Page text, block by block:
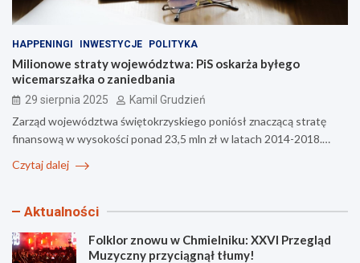
HAPPENINGI INWESTYCJE POLITYKA
Milionowe straty województwa: PiS oskarża byłego
wicemarszałka o zaniedbania
29 sierpnia 2025 Kamil Grudzień
Zarząd województwa świętokrzyskiego poniósł znaczącą stratę
finansową w wysokości ponad 23,5 mln zł w latach 2014-2018.…
Czytaj dalej
Aktualności
Folklor znowu w Chmielniku: XXVI Przegląd
Muzyczny przyciągnął tłumy!